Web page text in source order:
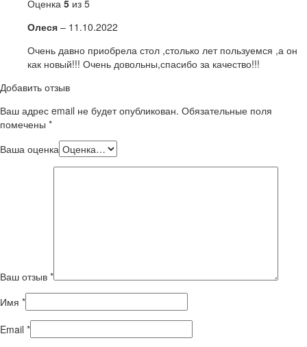
Оценка 5 из 5
Олеся – 11.10.2022
Очень давно приобрела стол ,столько лет пользуемся ,а он
как новый!!! Очень довольны,спасибо за качество!!!
Добавить отзыв
Ваш адрес email не будет опубликован. Обязательные поля
помечены *
Ваша оценка
Ваш отзыв *
Имя *
Email *